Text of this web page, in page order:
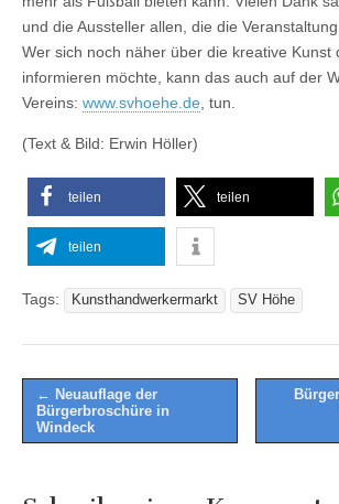
und die Aussteller allen, die die
Wer sich noch näher über die kreative Kunst
informieren möchte, kann das auch auf der
Vereins: www.svhoehe.de, tun.
(Text & Bild: Erwin Höller)
teilen teilen
teilen
Tags: Kunsthandwerkermarkt SV Höhe
Post
navigation
← Neuauflage der
Bürgerbroschüre in
Windeck